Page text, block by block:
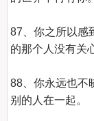
87、你之所以感
的那个人没有关
88、你永远也不
别的人在一起。